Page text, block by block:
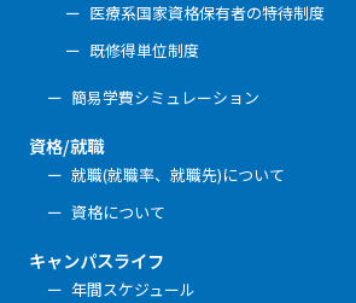
医療系国家資格保有者の特待制度
既修得単位制度
簡易学費シミュレーション
資格/就職
就職(就職率、就職先)について
資格について
キャンパスライフ
年間スケジュール